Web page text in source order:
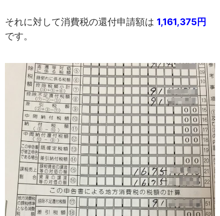
それに対して消費税の還付申請額は 1,161,375円
です。